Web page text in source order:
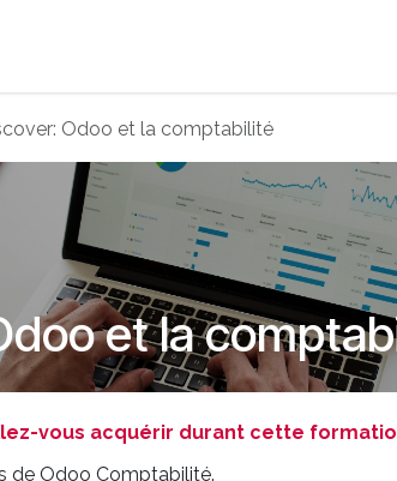
Odoo et la comptabilité
et la
vous acquérir durant cette
de Odoo Comptabilité.